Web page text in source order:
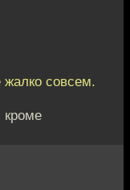
жалко совсем.
кроме